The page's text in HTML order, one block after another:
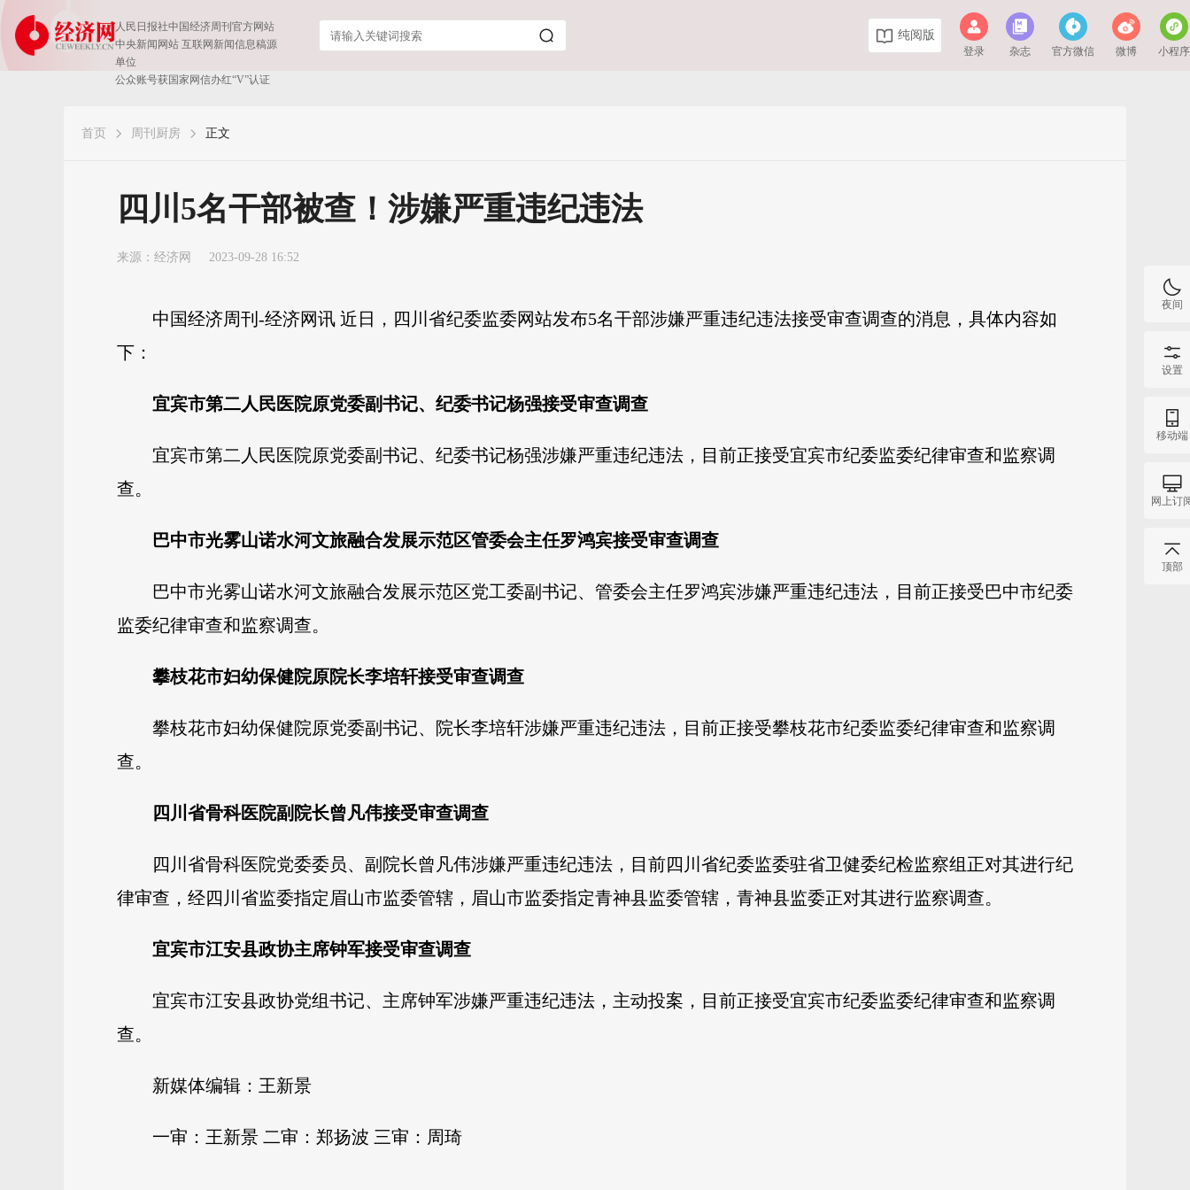
人民日报社中国经济周刊官方网站
中央新闻网站 互联网新闻信息稿源
单位
公众账号获国家网信办红“V”认证
纯阅版
登录 杂志 官方微信 微博 小程序
首页 周刊厨房 正文
四川5名干部被查！涉嫌严重违纪违法
来源： 经济网 2023-09-28 16:52
中国经济周刊-经济网讯 近日，四川省纪委监委网站发布5名干部涉嫌严重违纪违法接受审查调查的消息，具体内容如
下：
宜宾市第二人民医院原党委副书记、纪委书记杨强接受审查调查
宜宾市第二人民医院原党委副书记、纪委书记杨强涉嫌严重违纪违法，目前正接受宜宾市纪委监委纪律审查和监察调
查。
巴中市光雾山诺水河文旅融合发展示范区管委会主任罗鸿宾接受审查调查
巴中市光雾山诺水河文旅融合发展示范区党工委副书记、管委会主任罗鸿宾涉嫌严重违纪违法，目前正接受巴中市纪委
监委纪律审查和监察调查。
攀枝花市妇幼保健院原院长李培轩接受审查调查
攀枝花市妇幼保健院原党委副书记、院长李培轩涉嫌严重违纪违法，目前正接受攀枝花市纪委监委纪律审查和监察调
查。
四川省骨科医院副院长曾凡伟接受审查调查
四川省骨科医院党委委员、副院长曾凡伟涉嫌严重违纪违法，目前四川省纪委监委驻省卫健委纪检监察组正对其进行纪
律审查，经四川省监委指定眉山市监委管辖，眉山市监委指定青神县监委管辖，青神县监委正对其进行监察调查。
宜宾市江安县政协主席钟军接受审查调查
宜宾市江安县政协党组书记、主席钟军涉嫌严重违纪违法，主动投案，目前正接受宜宾市纪委监委纪律审查和监察调
查。
新媒体编辑：王新景
一审：王新景 二审：郑扬波 三审：周琦
夜间
设置
移动端
网上订
顶部